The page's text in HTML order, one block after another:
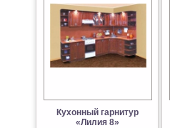
Кухонный гарнитур
«Лилия 8»